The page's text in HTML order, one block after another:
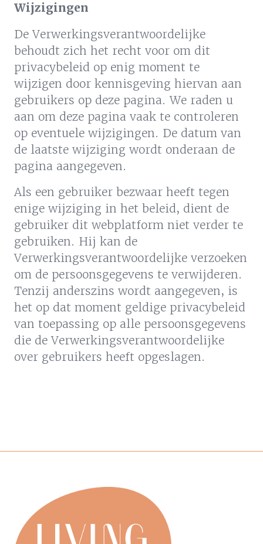
Wijzigingen
De Verwerkingsverantwoordelijke
behoudt zich het recht voor om dit
privacybeleid op enig moment te
wijzigen door kennisgeving hiervan aan
gebruikers op deze pagina. We raden u
aan om deze pagina vaak te controleren
op eventuele wijzigingen. De datum van
de laatste wijziging wordt onderaan de
pagina aangegeven.
Als een gebruiker bezwaar heeft tegen
enige wijziging in het beleid, dient de
gebruiker dit webplatform niet verder te
gebruiken. Hij kan de
Verwerkingsverantwoordelijke verzoeken
om de persoonsgegevens te verwijderen.
Tenzij anderszins wordt aangegeven, is
het op dat moment geldige privacybeleid
van toepassing op alle persoonsgegevens
die de Verwerkingsverantwoordelijke
over gebruikers heeft opgeslagen.